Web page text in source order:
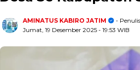
AMINATUS KABIRO JATIM
- Penulis
Jumat, 19 Desember 2025 - 19:53 WIB